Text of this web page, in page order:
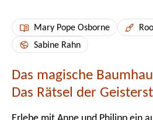
Mary Pope Osborne
Sabine Rahn
Das magische
Das Rätsel der